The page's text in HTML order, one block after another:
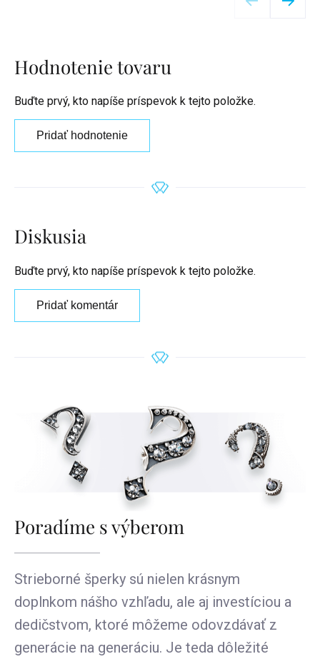
Hodnotenie tovaru
Buďte prvý, kto napíše príspevok k tejto položke.
Pridať hodnotenie
Diskusia
Buďte prvý, kto napíše príspevok k tejto položke.
Pridať komentár
Poradíme s výberom
Strieborné šperky sú nielen krásnym
doplnkom nášho vzhľadu, ale aj investíciou a
dedičstvom, ktoré môžeme odovzdávať z
generácie na generáciu. Je teda dôležité